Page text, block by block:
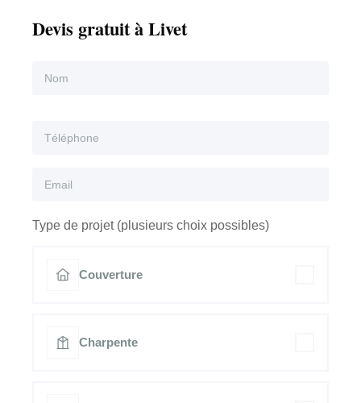
Devis gratuit à Livet
Type de projet (plusieurs choix possibles)
Couverture
Charpente